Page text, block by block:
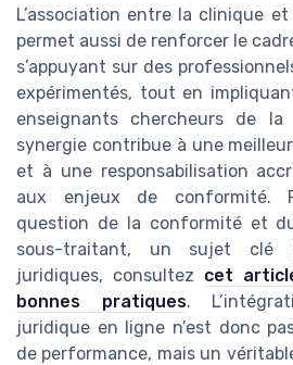
L’association entre la clinique
permet aussi de renforcer le
s’appuyant sur des
expérimentés, tout en
enseignants chercheurs de
synergie contribue à une
et à une responsabilisation
aux enjeux de conformité.
question de la conformité et
sous-traitant, un sujet clé
juridiques, consultez cet
bonnes pratiques.
juridique en ligne n’est donc
de performance, mais un